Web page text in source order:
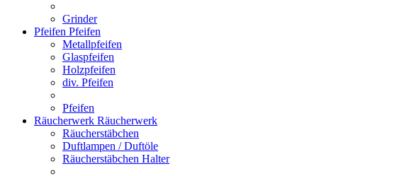
Grinder
Pfeifen Pfeifen
Metallpfeifen
Glaspfeifen
Holzpfeifen
div. Pfeifen
Pfeifen
Räucherwerk Räucherwerk
Räucherstäbchen
Duftlampen / Duftöle
Räucherstäbchen Halter